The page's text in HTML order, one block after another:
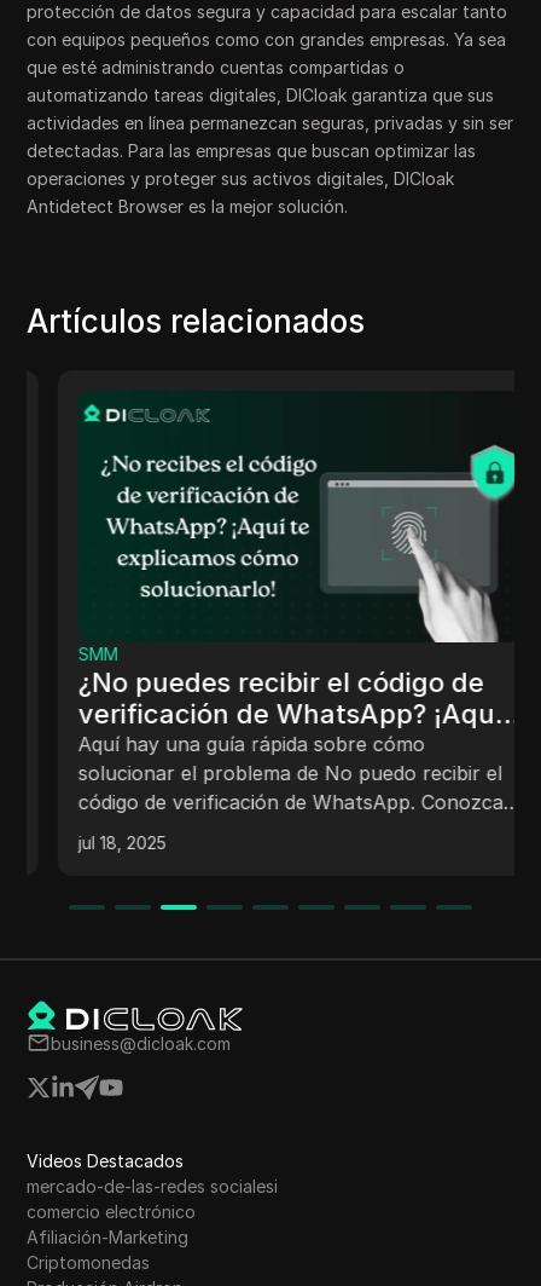
protección de datos segura y capacidad para escalar tanto
con equipos pequeños como con grandes empresas. Ya sea
que esté administrando cuentas compartidas o
automatizando tareas digitales, DICloak garantiza que sus
actividades en línea permanezcan seguras, privadas y sin ser
detectadas. Para las empresas que buscan optimizar las
operaciones y proteger sus activos digitales, DICloak
Antidetect Browser es la mejor solución.
Artículos relacionados
SMM
¿No puedes recibir el código de
verificación de WhatsApp? ¡Aquí
te explicamos cómo solucionarlo!
Aquí hay una guía rápida sobre cómo
solucionar el problema de No puedo recibir el
código de verificación de WhatsApp. Conozca
las razones comunes detrás del problema y
soluciones simples para obtener su código de
jul 18, 2025
business@dicloak.com
Videos Destacados
mercado-de-las-redes socialesi
comercio electrónico
Afiliación-Marketing
Criptomonedas